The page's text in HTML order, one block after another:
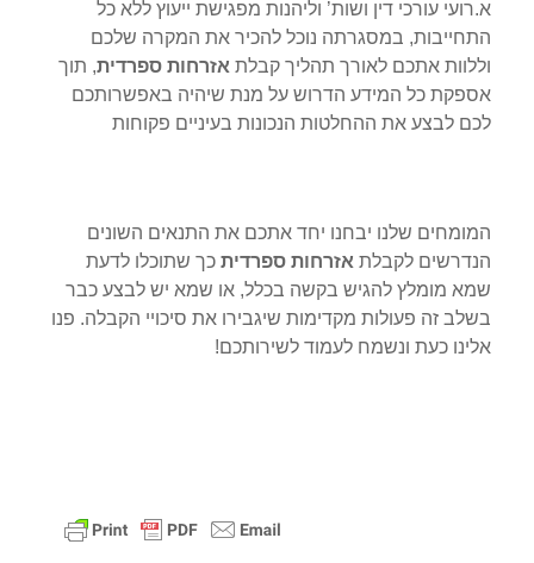
א.רועי עורכי דין ושות’ וליהנות מפגישת ייעוץ ללא כל
התחייבות, במסגרתה נוכל להכיר את המקרה שלכם
וללוות אתכם לאורך תהליך קבלת אזרחות ספרדית, תוך
אספקת כל המידע הדרוש על מנת שיהיה באפשרותכם
לכם לבצע את ההחלטות הנכונות בעיניים פקוחות
המומחים שלנו יבחנו יחד אתכם את התנאים השונים
הנדרשים לקבלת אזרחות ספרדיתכך שתוכלו לדעת
שמא מומלץ להגיש בקשה בכלל, או שמא יש לבצע כבר
בשלב זה פעולות מקדימות שיגבירו את סיכויי הקבלה. פנו
אלינו כעת ונשמח לעמוד לשירותכם!